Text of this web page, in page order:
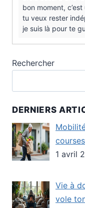
bon moment,
tu veux rester
je suis là pour te
Rechercher
DERNIERS
1 avril
Vie à
vole